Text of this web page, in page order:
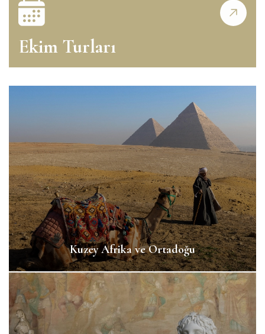
Ekim Turları
Kuzey Afrika ve Ortadoğu